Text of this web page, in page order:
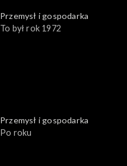
Przemysł i gospodarka
To był rok 1972
Przemysł i gospodarka
Po roku